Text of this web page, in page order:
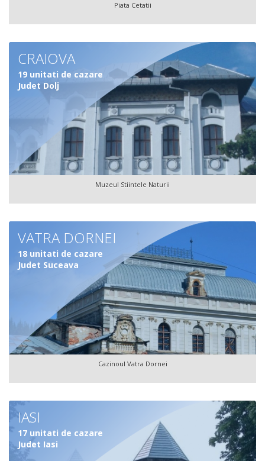
Piata Cetatii
CRAIOVA
19 unitati de cazare
Judet Dolj
Muzeul Stiintele Naturii
VATRA DORNEI
18 unitati de cazare
Judet Suceava
Cazinoul Vatra Dornei
IASI
17 unitati de cazare
Judet Iasi